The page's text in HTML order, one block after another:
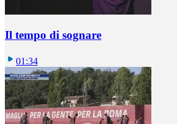
Il tempo di sognare
01:34